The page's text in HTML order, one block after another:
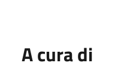
A cura di